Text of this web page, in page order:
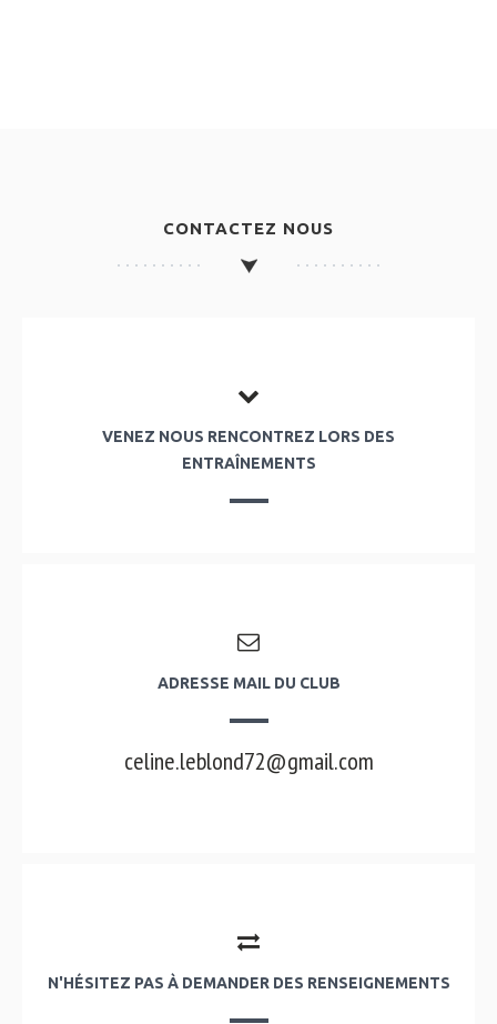
CONTACTEZ NOUS
VENEZ NOUS RENCONTREZ LORS DES
ENTRAÎNEMENTS
ADRESSE MAIL DU CLUB
celine.leblond72@gmail.com
N'HÉSITEZ PAS À DEMANDER DES RENSEIGNEMENTS